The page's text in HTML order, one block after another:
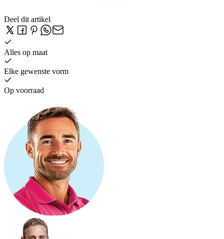
Deel dit artikel
Alles op maat
Elke gewenste vorm
Op voorraad